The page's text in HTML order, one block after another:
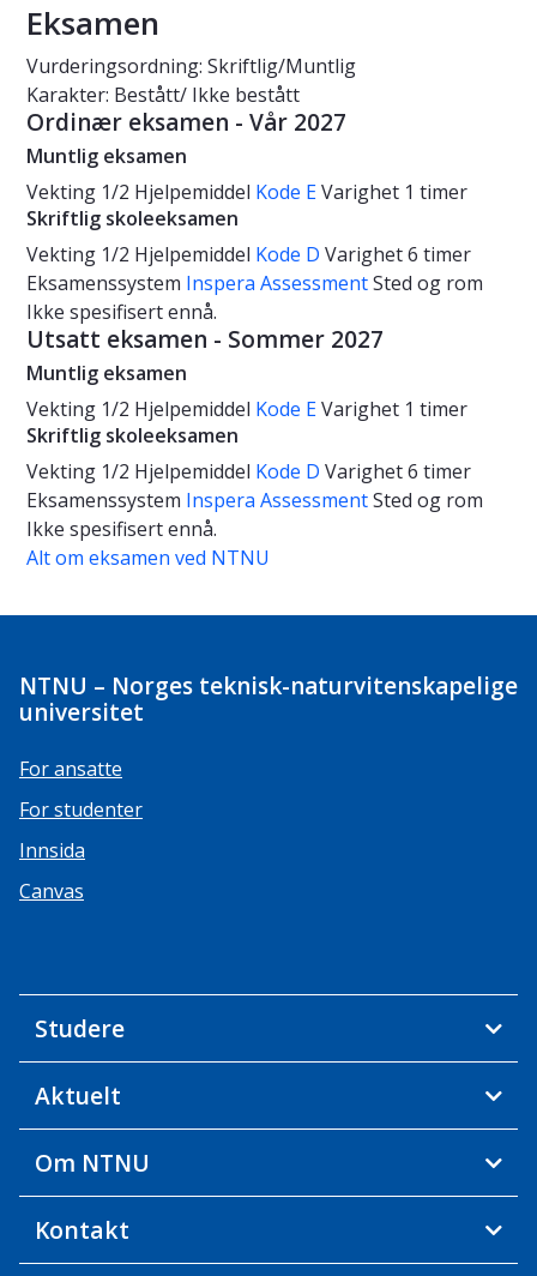
Eksamen
Vurderingsordning: Skriftlig/Muntlig
Karakter: Bestått/ Ikke bestått
Ordinær eksamen - Vår 2027
Muntlig eksamen
Vekting 1/2 Hjelpemiddel Kode EVarighet 1 timer
Skriftlig skoleeksamen
Vekting 1/2 Hjelpemiddel Kode D Varighet6 timer
Eksamenssystem Inspera AssessmentSted og rom
Ikke spesifisert ennå.
Utsatt eksamen - Sommer 2027
Muntlig eksamen
Vekting 1/2 Hjelpemiddel Kode EVarighet 1 timer
Skriftlig skoleeksamen
Vekting 1/2 Hjelpemiddel Kode D Varighet6 timer
Eksamenssystem Inspera AssessmentSted og rom
Ikke spesifisert ennå.
Alt om eksamen ved NTNU
NTNU – Norges teknisk-naturvitenskapelige
universitet
For ansatte
For studenter
Innsida
Canvas
Studere
Aktuelt
Om NTNU
Kontakt